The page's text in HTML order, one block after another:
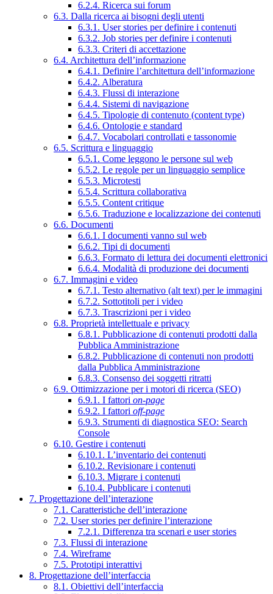
6.2.4. Ricerca sui forum
6.3. Dalla ricerca ai bisogni degli utenti
6.3.1. User stories per definire i contenuti
6.3.2. Job stories per definire i contenuti
6.3.3. Criteri di accettazione
6.4. Architettura dell’informazione
6.4.1. Definire l’architettura dell’informazione
6.4.2. Alberatura
6.4.3. Flussi di interazione
6.4.4. Sistemi di navigazione
6.4.5. Tipologie di contenuto (content type)
6.4.6. Ontologie e standard
6.4.7. Vocabolari controllati e tassonomie
6.5. Scrittura e linguaggio
6.5.1. Come leggono le persone sul web
6.5.2. Le regole per un linguaggio semplice
6.5.3. Microtesti
6.5.4. Scrittura collaborativa
6.5.5. Content critique
6.5.6. Traduzione e localizzazione dei contenuti
6.6. Documenti
6.6.1. I documenti vanno sul web
6.6.2. Tipi di documenti
6.6.3. Formato di lettura dei documenti elettronici
6.6.4. Modalità di produzione dei documenti
6.7. Immagini e video
6.7.1. Testo alternativo (alt text) per le immagini
6.7.2. Sottotitoli per i video
6.7.3. Trascrizioni per i video
6.8. Proprietà intellettuale e privacy
6.8.1. Pubblicazione di contenuti prodotti dalla
Pubblica Amministrazione
6.8.2. Pubblicazione di contenuti non prodotti
dalla Pubblica Amministrazione
6.8.3. Consenso dei soggetti ritratti
6.9. Ottimizzazione per i motori di ricerca (SEO)
6.9.1. I fattori on-page
6.9.2. I fattori off-page
6.9.3. Strumenti di diagnostica SEO: Search
Console
6.10. Gestire i contenuti
6.10.1. L’inventario dei contenuti
6.10.2. Revisionare i contenuti
6.10.3. Migrare i contenuti
6.10.4. Pubblicare i contenuti
7. Progettazione dell’interazione
7.1. Caratteristiche dell’interazione
7.2. User stories per definire l’interazione
7.2.1. Differenza tra scenari e user stories
7.3. Flussi di interazione
7.4. Wireframe
7.5. Prototipi interattivi
8. Progettazione dell’interfaccia
8.1. Obiettivi dell’interfaccia